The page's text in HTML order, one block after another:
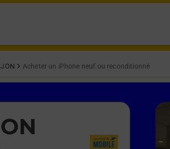
Acheter un iPhone neuf ou reconditionné